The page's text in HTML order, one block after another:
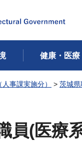
健康・医療
事課実施分） > 茨城
員(医療